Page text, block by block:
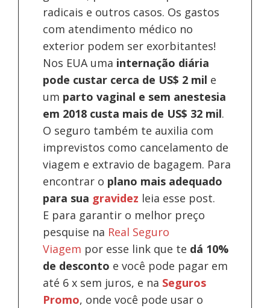
radicais e outros casos. Os gastos
com atendimento médico no
exterior podem ser exorbitantes!
Nos EUA uma internação diária
pode custar cerca de US$ 2 mil e
um parto vaginal e sem anestesia
em 2018 custa mais de US$ 32 mil.
O seguro também te auxilia com
imprevistos como cancelamento de
viagem e extravio de bagagem. Para
encontrar o plano mais adequado
para sua gravidez leia esse post.
E para garantir o melhor preço
pesquise na Real Seguro
Viagem por esse link que te dá 10%
de desconto e você pode pagar em
até 6 x sem juros, e na Seguros
Promo, onde você pode usar o